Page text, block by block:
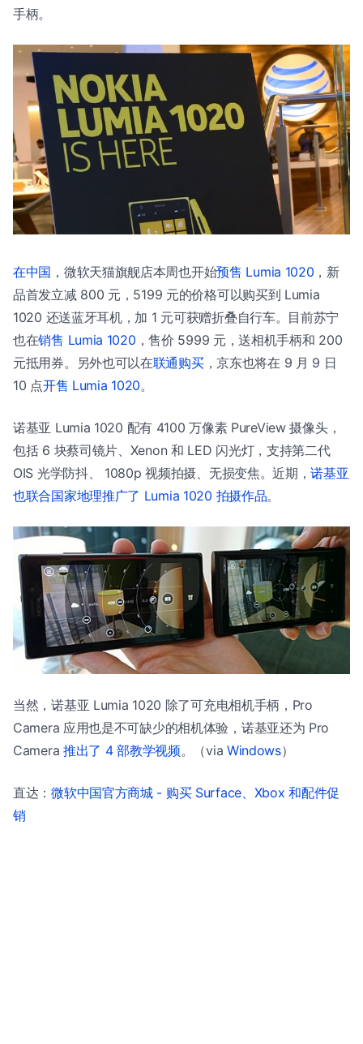
手柄。
在中国 ，微软天猫旗舰店本周也开始预售 Lumia 1020 ，新
品首发立减 800 元，5199 元的价格可以购买到 Lumia
1020 还送蓝牙耳机，加 1 元可获赠折叠自行车。目前苏宁
也在销售 Lumia 1020 ，售价 5999 元，送相机手柄和 200
元抵用券。另外也可以在联通购买，京东也将在 9 月 9 日
10 点开售 Lumia 1020。
诺基亚 Lumia 1020 配有 4100 万像素 PureView 摄像头，
包括 6 块蔡司镜片、Xenon 和 LED 闪光灯，支持第二代
OIS 光学防抖、 1080p 视频拍摄、无损变焦。近期，诺基亚
也联合国家地理推广了 Lumia 1020 拍摄作品。
当然，诺基亚 Lumia 1020 除了可充电相机手柄，Pro
Camera 应用也是不可缺少的相机体验，诺基亚还为 Pro
Camera 推出了 4 部教学视频。（via Windows）
直达：微软中国官方商城 - 购买 Surface、Xbox 和配件促
销